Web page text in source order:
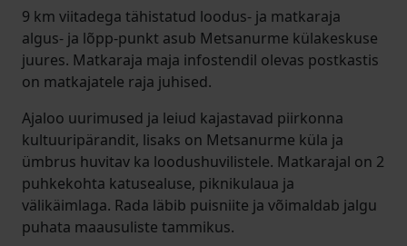
9 km viitadega tähistatud loodus- ja matkaraja
algus- ja lõpp-punkt asub Metsanurme külakeskuse
juures. Matkaraja maja infostendil olevas postkastis
on matkajatele raja juhised.
Ajaloo uurimused ja leiud kajastavad piirkonna
kultuuripärandit, lisaks on Metsanurme küla ja
ümbrus huvitav ka loodushuvilistele. Matkarajal on 2
puhkekohta katusealuse, piknikulaua ja
välikäimlaga. Rada läbib puisniite ja võimaldab jalgu
puhata maausuliste tammikus.